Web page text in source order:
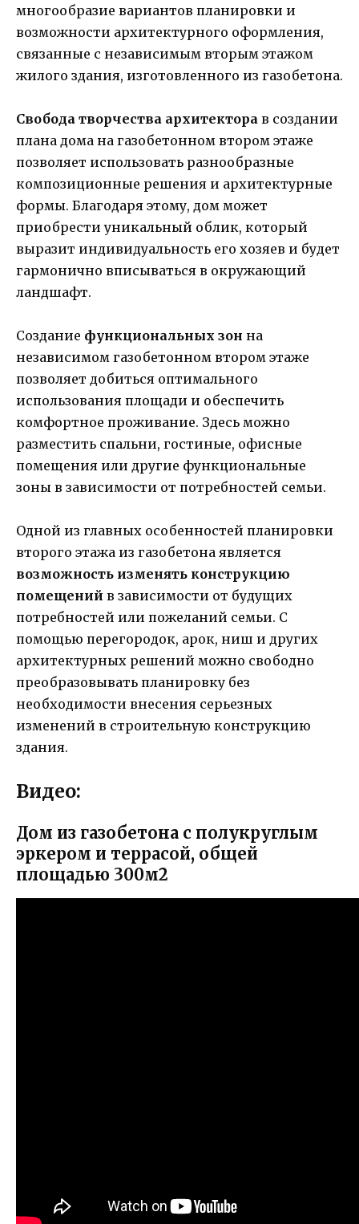
многообразие вариантов планировки и
возможности архитектурного оформления,
связанные с независимым вторым этажом
жилого здания, изготовленного из газобетона.
Свобода творчества архитектора в создании
плана дома на газобетонном втором этаже
позволяет использовать разнообразные
композиционные решения и архитектурные
формы. Благодаря этому, дом может
приобрести уникальный облик, который
выразит индивидуальность его хозяев и будет
гармонично вписываться в окружающий
ландшафт.
Создание функциональных зон на
независимом газобетонном втором этаже
позволяет добиться оптимального
использования площади и обеспечить
комфортное проживание. Здесь можно
разместить спальни, гостиные, офисные
помещения или другие функциональные
зоны в зависимости от потребностей семьи.
Одной из главных особенностей планировки
второго этажа из газобетона является
возможность изменять конструкцию
помещений в зависимости от будущих
потребностей или пожеланий семьи. С
помощью перегородок, арок, ниш и других
архитектурных решений можно свободно
преобразовывать планировку без
необходимости внесения серьезных
изменений в строительную конструкцию
здания.
Видео:
Дом из газобетона с полукруглым
эркером и террасой, общей
площадью 300м2